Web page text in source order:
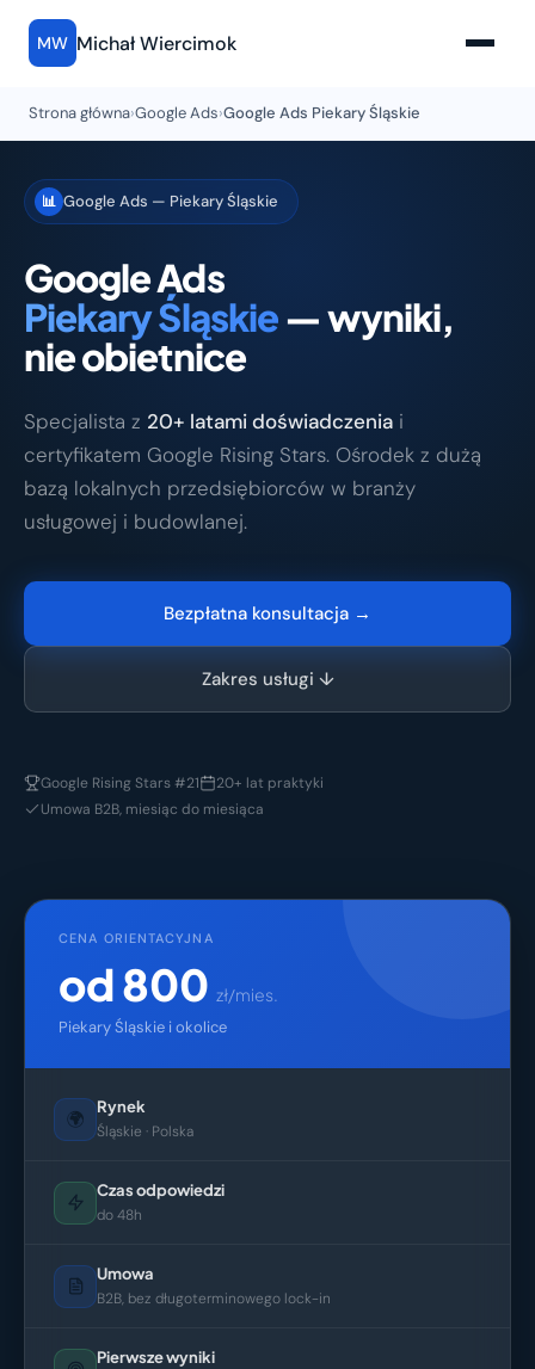
MW Michał Wiercimok
Strona główna›Google Ads›Google Ads Piekary Śląskie
📊 Google Ads — Piekary Śląskie
Google Ads
Piekary Śląskie— wyniki,
nie obietnice
Specjalista z 20+ latami doświadczenia i
certyfikatem Google Rising Stars. Ośrodek z dużą
bazą lokalnych przedsiębiorców w branży
usługowej i budowlanej.
Bezpłatna konsultacja →
Zakres usługi ↓
Google Rising Stars #21
20+ lat praktyki
Umowa B2B, miesiąc do miesiąca
CENA ORIENTACYJNA
od 800 zł/mies.
Piekary Śląskie i okolice
🌍
Rynek
Śląskie · Polska
Czas odpowiedzi
do 48h
Umowa
B2B, bez długoterminowego lock-in
Pierwsze wyniki